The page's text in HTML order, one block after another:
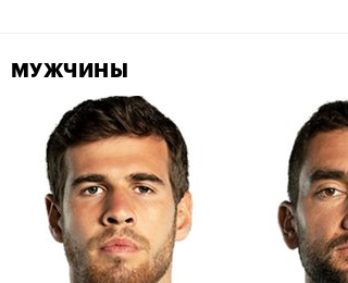
МУЖЧИНЫ